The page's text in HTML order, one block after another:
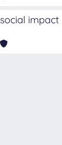
social impact